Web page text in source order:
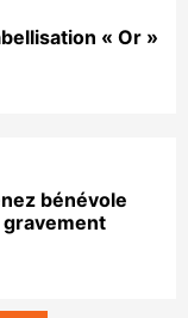
« Or »
bénévole
gravement